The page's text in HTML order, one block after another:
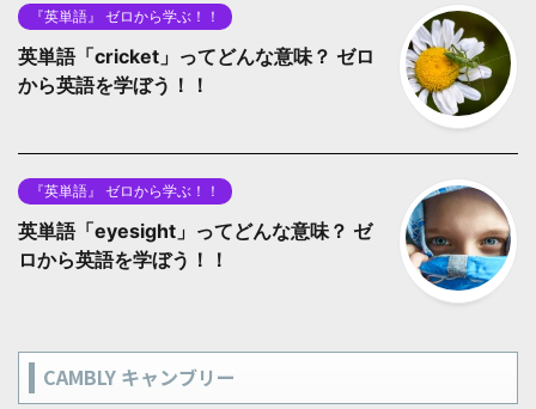
『英単語』 ゼロから学ぶ！！
英単語「cricket」ってどんな意味？ ゼロ
から英語を学ぼう！！
『英単語』 ゼロから学ぶ！！
英単語「eyesight」ってどんな意味？ ゼ
ロから英語を学ぼう！！
CAMBLY キャンブリー